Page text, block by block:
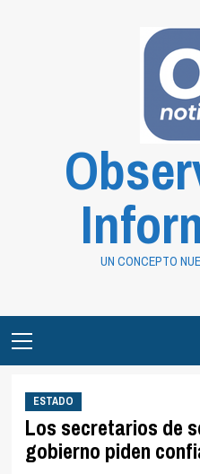
UN CONCEPTO
Menu
ESTADO
Los secretarios de
gobierno piden